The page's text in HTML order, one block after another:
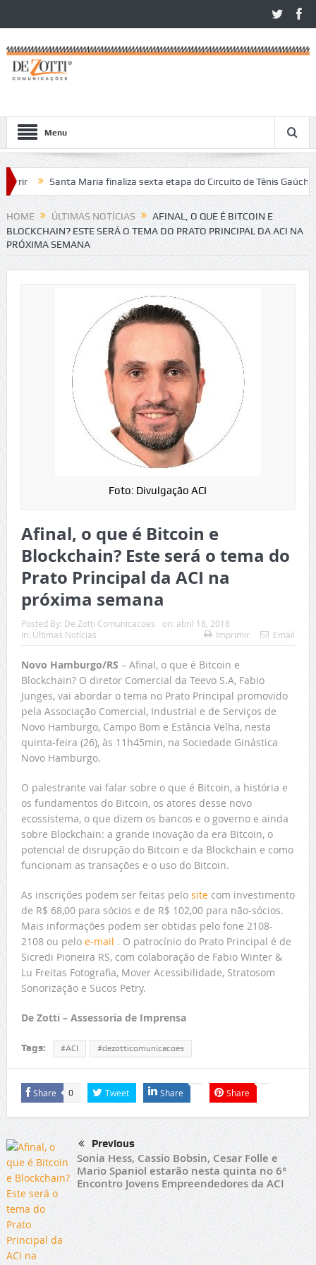
Menu
Santa Maria finaliza sexta etapa do Circuito de Tênis Gaúcho
no São Léo Open 2026
HOME ÚLTIMAS NOTÍCIAS
AFINAL, O QUE É BITCOIN E
BLOCKCHAIN? ESTE SERÁ O TEMA DO PRATO PRINCIPAL DA ACI NA
PRÓXIMA SEMANA
Foto: Divulgação ACI
Afinal, o que é Bitcoin e
Blockchain? Este será o tema do
Prato Principal da ACI na
próxima semana
Posted By: De Zotti Comunicacoes on: abril 18, 2018
In: Últimas Notícias Imprimir Email
Novo Hamburgo/RS – Afinal, o que é Bitcoin e
Blockchain? O diretor Comercial da Teevo S.A, Fabio
Junges, vai abordar o tema no Prato Principal promovido
pela Associação Comercial, Industrial e de Serviços de
Novo Hamburgo, Campo Bom e Estância Velha, nesta
quinta-feira (26), às 11h45min, na Sociedade Ginástica
Novo Hamburgo.
O palestrante vai falar sobre o que é Bitcoin, a história e
os fundamentos do Bitcoin, os atores desse novo
ecossistema, o que dizem os bancos e o governo e ainda
sobre Blockchain: a grande inovação da era Bitcoin, o
potencial de disrupção do Bitcoin e da Blockchain e como
funcionam as transações e o uso do Bitcoin.
As inscrições podem ser feitas pelo sitecom investimento
de R$ 68,00 para sócios e de R$ 102,00 para não-sócios.
Mais informações podem ser obtidas pelo fone 2108-
2108 ou pelo e-mail . O patrocínio do Prato Principal é de
Sicredi Pioneira RS, com colaboração de Fabio Winter &
Lu Freitas Fotografia, Mover Acessibilidade, Stratosom
Sonorização e Sucos Petry.
De Zotti – Assessoria de Imprensa
Tags: #ACI #dezotticomunicacoes
Share 0 Tweet Share Share
Previous
Sonia Hess, Cassio Bobsin, Cesar Folle e
Mario Spaniol estarão nesta quinta no 6°
Encontro Jovens Empreendedores da ACI